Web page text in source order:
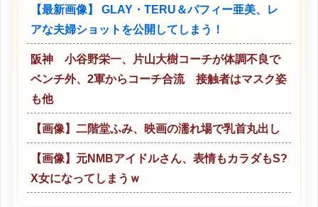
【最新画像】 GLAY・TERU＆パフィー亜美、レ
アな夫婦ショットを公開してしまう！
阪神 小谷野栄一、片山大樹コーチが体調不良で
ベンチ外、2軍からコーチ合流 接触者はマスク姿
も他
【画像】二階堂ふみ、映画の濡れ場で乳首丸出し
【画像】元NMBアイドルさん、表情もカラダもS?
X女になってしまうｗ